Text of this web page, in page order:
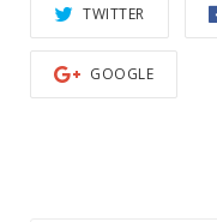
TWITTER
GOOGLE